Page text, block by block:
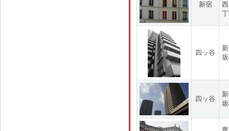
新宿
四ッ谷
四ッ谷